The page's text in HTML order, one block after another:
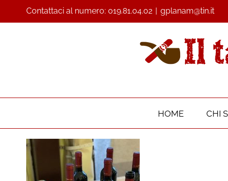
Contattaci al numero: 019.81.04.02 | gplanam@tin.it
HOME CHI